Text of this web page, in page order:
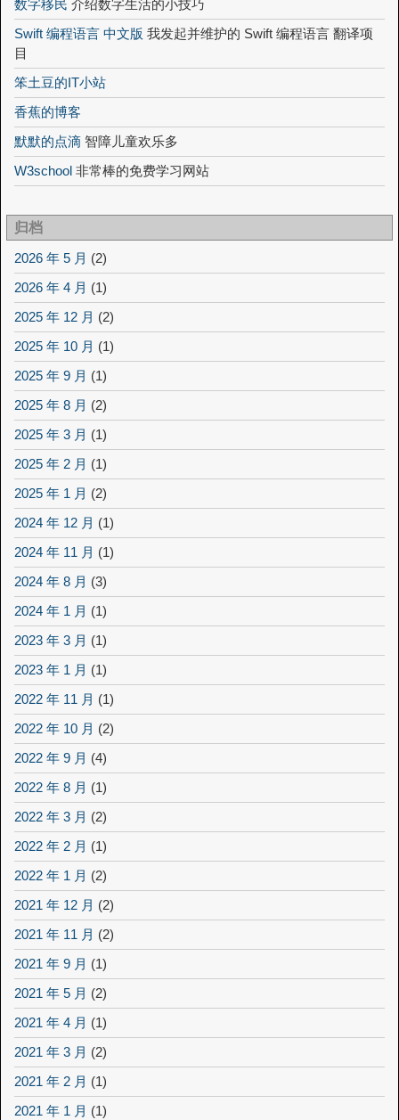
数字移民 介绍数字生活的小技巧
Swift 编程语言 中文版 我发起并维护的 Swift 编程语言 翻译项
目
笨土豆的IT小站
香蕉的博客
默默的点滴 智障儿童欢乐多
W3school 非常棒的免费学习网站
归档
2026 年 5 月 (2)
2026 年 4 月 (1)
2025 年 12 月 (2)
2025 年 10 月 (1)
2025 年 9 月 (1)
2025 年 8 月 (2)
2025 年 3 月 (1)
2025 年 2 月 (1)
2025 年 1 月 (2)
2024 年 12 月 (1)
2024 年 11 月 (1)
2024 年 8 月 (3)
2024 年 1 月 (1)
2023 年 3 月 (1)
2023 年 1 月 (1)
2022 年 11 月 (1)
2022 年 10 月 (2)
2022 年 9 月 (4)
2022 年 8 月 (1)
2022 年 3 月 (2)
2022 年 2 月 (1)
2022 年 1 月 (2)
2021 年 12 月 (2)
2021 年 11 月 (2)
2021 年 9 月 (1)
2021 年 5 月 (2)
2021 年 4 月 (1)
2021 年 3 月 (2)
2021 年 2 月 (1)
2021 年 1 月 (1)